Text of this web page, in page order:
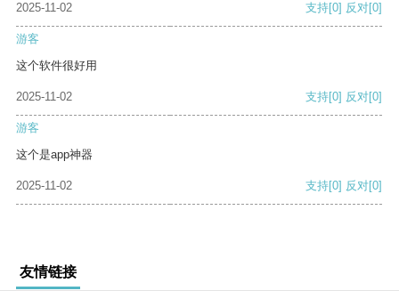
2025-11-02 支持[0] 反对[0]
游客
这个软件很好用
2025-11-02 支持[0] 反对[0]
游客
这个是app神器
2025-11-02 支持[0] 反对[0]
友情链接